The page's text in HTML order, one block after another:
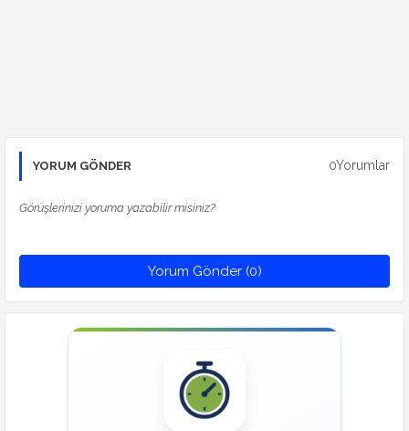
YORUM GÖNDER 0Yorumlar
Görüşlerinizi yoruma yazabilir misiniz?
Yorum Gönder (0)